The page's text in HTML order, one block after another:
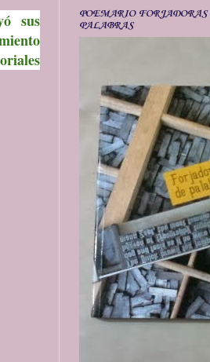
sus
POEMARIO FORJADORAS
PALABRAS